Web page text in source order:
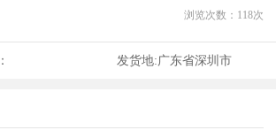
浏览次数： 118次
发货地:广东省深圳市